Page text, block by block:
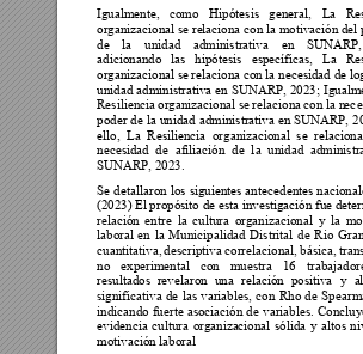
Igualmente, como Hipótesis general, La
organizacional se relaciona con la motivación del
de
la unidad administrativa en
adicionando las hipótesis específicas, La
organizacional se relaciona con la necesidad de
unidad administrativa en SUNARP, 2023;
Resiliencia organizacional se relaciona con la nec
poder de la unidad administrativa en SUNARP,
ello, La Resiliencia organizacional se
necesidad de afiliación de la unidad
SUNARP, 2023.
Se detallaron los siguientes antecedentes
(2023) El propósito de esta investigación fue
relación entre la cultura organizacional y la
laboral en la Municipalidad Distrital de Rio
cuantitativa, descriptiva correlacional, básica,
no experimental con muestra 16
resultados revelaron una relación positiva y al
significativa de las variables, con Rho de
indicando fuerte asociación de variables.
evidencia cultura organizacional sólida y altos
motivación laboral